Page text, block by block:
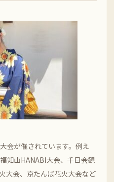
会が催されています。例え
知山HANABI大会、千日会観
大会、京たんば花火大会など